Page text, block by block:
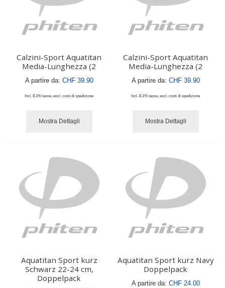
Calzini-Sport Aquatitan
Media-Lunghezza (2
A partire da: CHF 39.90
Incl. 8.1% tasse,escl.costi di spedizione
Mostra Dettagli
Calzini-Sport Aquatitan
Media-Lunghezza (2
A partire da: CHF 39.90
Incl. 8.1% tasse,escl.costi di spedizione
Mostra Dettagli
Aquatitan Sport kurz
Schwarz 22-24 cm,
Doppelpack
Aquatitan Sport kurz Navy
Doppelpack
A partire da: CHF 24.00